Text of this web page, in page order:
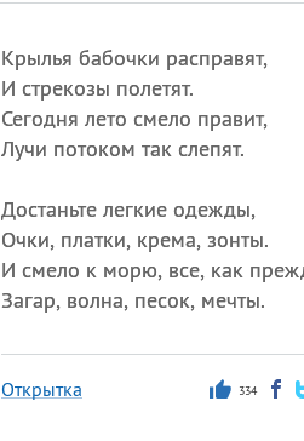
Крылья бабочки расправят,
И стрекозы полетят.
Сегодня лето смело правит,
Лучи потоком так слепят.
Достаньте легкие одежды,
Очки, платки, крема, зонты.
И смело к морю, все, как
Загар, волна, песок, мечты.
Открытка 334